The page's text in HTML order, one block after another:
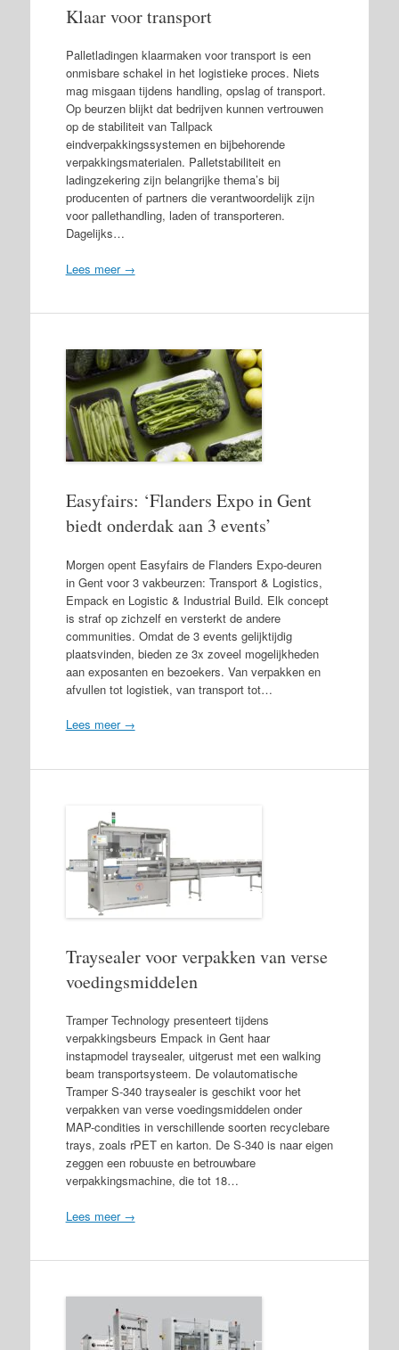
Klaar voor transport
Palletladingen klaarmaken voor transport is een
onmisbare schakel in het logistieke proces. Niets
mag misgaan tijdens handling, opslag of transport.
Op beurzen blijkt dat bedrijven kunnen vertrouwen
op de stabiliteit van Tallpack
eindverpakkingssystemen en bijbehorende
verpakkingsmaterialen. Palletstabiliteit en
ladingzekering zijn belangrijke thema’s bij
producenten of partners die verantwoordelijk zijn
voor pallethandling, laden of transporteren.
Dagelijks…
Lees meer →
Easyfairs: ‘Flanders Expo in Gent
biedt onderdak aan 3 events’
Morgen opent Easyfairs de Flanders Expo-deuren
in Gent voor 3 vakbeurzen: Transport & Logistics,
Empack en Logistic & Industrial Build. Elk concept
is straf op zichzelf en versterkt de andere
communities. Omdat de 3 events gelijktijdig
plaatsvinden, bieden ze 3x zoveel mogelijkheden
aan exposanten en bezoekers. Van verpakken en
afvullen tot logistiek, van transport tot…
Lees meer →
Traysealer voor verpakken van verse
voedingsmiddelen
Tramper Technology presenteert tijdens
verpakkingsbeurs Empack in Gent haar
instapmodel traysealer, uitgerust met een walking
beam transportsysteem. De volautomatische
Tramper S-340 traysealer is geschikt voor het
verpakken van verse voedingsmiddelen onder
MAP-condities in verschillende soorten recyclebare
trays, zoals rPET en karton. De S-340 is naar eigen
zeggen een robuuste en betrouwbare
verpakkingsmachine, die tot 18…
Lees meer →